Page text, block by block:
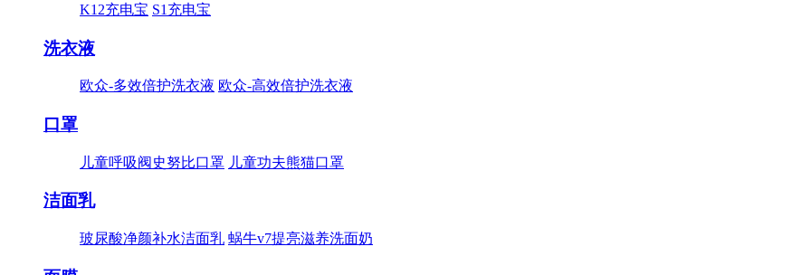
K12充电宝 S1充电宝
洗衣液
欧众-多效倍护洗衣液 欧众-高效倍护洗衣液
口罩
儿童呼吸阀史努比口罩 儿童功夫熊猫口罩
洁面乳
玻尿酸净颜补水洁面乳 蜗牛v7提亮滋养洗面奶